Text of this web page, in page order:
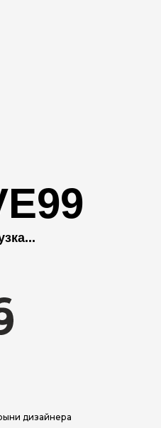
дизайнера